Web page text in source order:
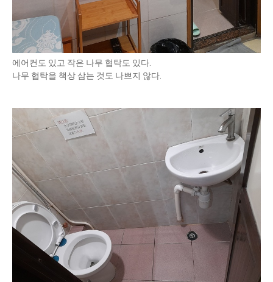
에어컨도 있고 작은 나무 협탁도 있다.
나무 협탁을 책상 삼는 것도 나쁘지 않다.